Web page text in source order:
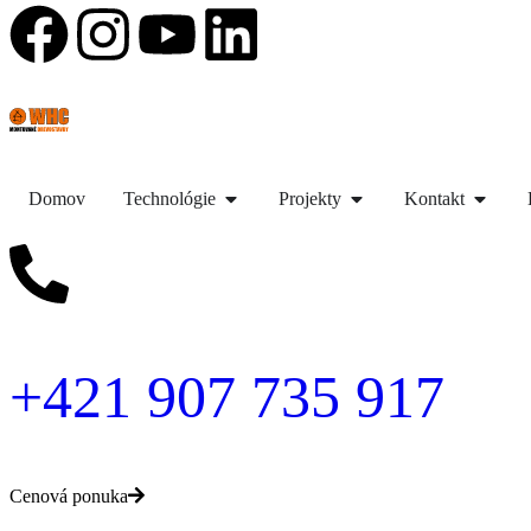
Domov Technológie Projekty Kontakt
+421 907 735 917
Cenová ponuka